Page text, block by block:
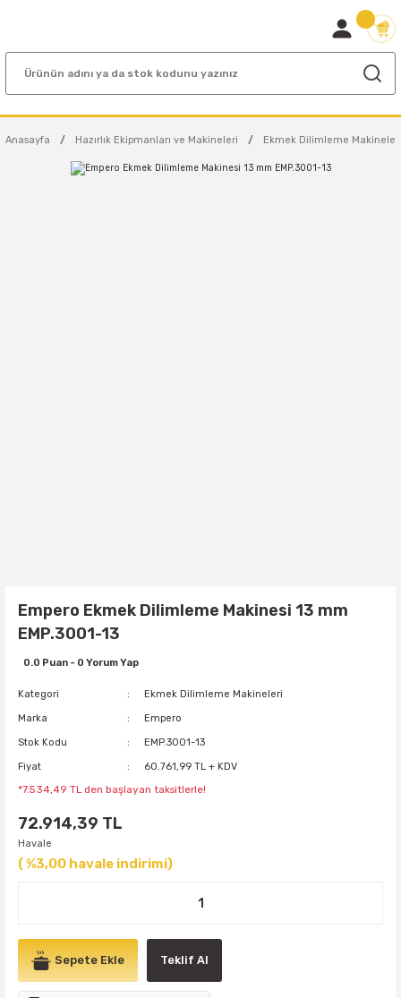
Anasayfa Hazırlık Ekipmanları ve Makineleri Ekmek Dilimleme Makineleri
Empero Ekmek Dilimleme Makinesi 13 mm
EMP.3001-13
0.0 Puan - 0 Yorum Yap
Kategori Ekmek Dilimleme Makineleri
Marka Empero
Stok Kodu EMP.3001-13
Fiyat 60.761,99 TL + KDV
*7.534,49 TL den başlayan taksitlerle!
72.914,39 TL
Havale
( %3,00 havale indirimi)
Sepete Ekle Teklif Al